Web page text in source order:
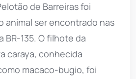
de Barreiras foi
animal ser encontrado nas
BR-135. O filhote da
caraya, conhecida
macaco-bugio, foi